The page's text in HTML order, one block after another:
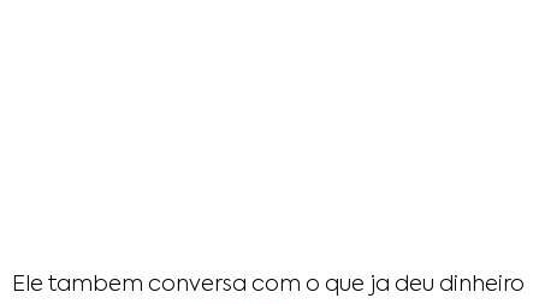
Ele tambem conversa com o que ja deu dinheiro